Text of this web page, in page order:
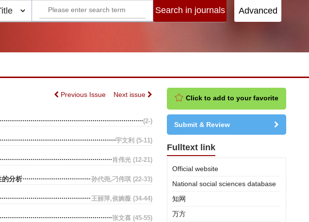
Previous Issue Next issue
(2-)
宇文利 (5-11)
肖伟光 (12-21)
分析 孙代尧,刁伟琪 (22-33)
王丽萍,侯婉薇 (34-44)
张文喜 (45-55)
Click to add to your favorite
Submit & Review
Fulltext link
Official website
National social sciences database
知网
万方